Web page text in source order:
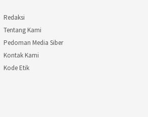
Redaksi
Tentang Kami
Pedoman Media Siber
Kontak Kami
Kode Etik